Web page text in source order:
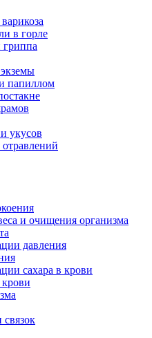
в горле
папиллом
укусов
и очищения организма
давления
сахара в крови
связок